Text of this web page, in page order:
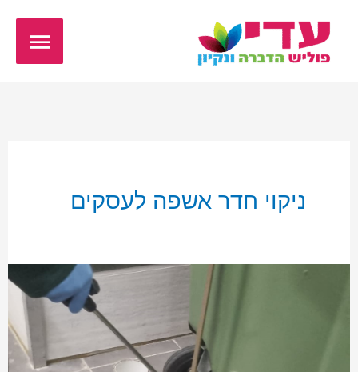
לתוכן
ניקוי חדר אשפה לעסקים